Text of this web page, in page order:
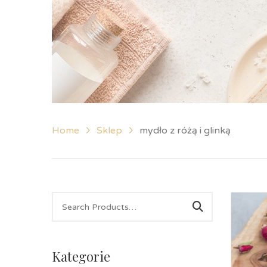
Home Sklep mydło z różą i glinką
Kategorie